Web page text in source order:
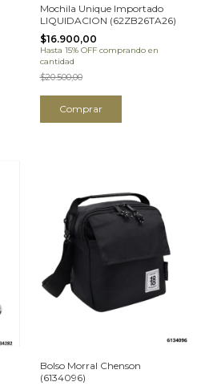
Mochila Unique Importado
LIQUIDACION (62ZB26TA26)
$16.900,00
Hasta 15% OFF comprando en
cantidad
$20.500,00
Comprar
Bolso Morral Chenson
(6134096)